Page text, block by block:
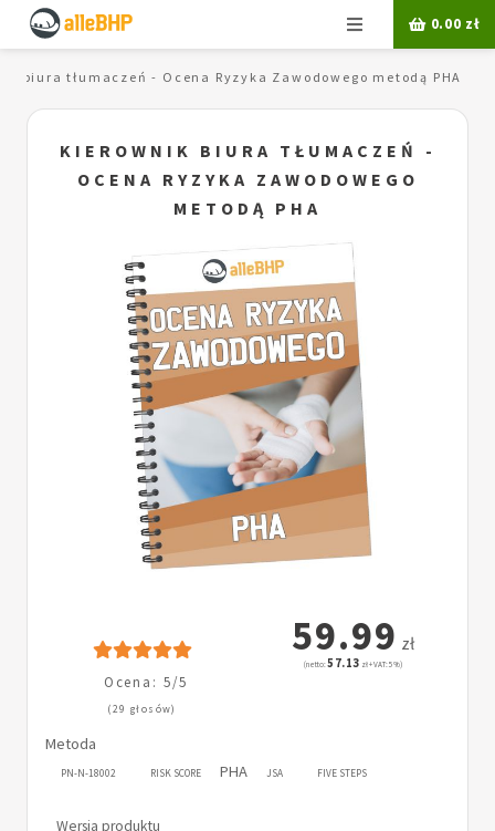
Menu 0.00 zł
biura tłumaczeń - Ocena Ryzyka Zawodowego metodą PHA
KIEROWNIK BIURA TŁUMACZEŃ -
OCENA RYZYKA ZAWODOWEGO
METODĄ PHA
Ocena: 5/5
(29 głosów)
59.99 zł
(netto:57.13 zł + VAT: 5%)
Metoda
PN-N-18002 RISK SCORE PHA JSA FIVE STEPS
Wersja produktu